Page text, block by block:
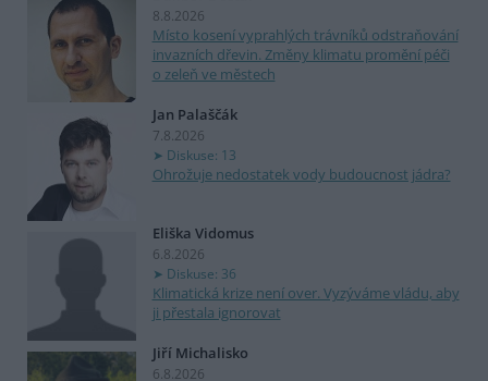
8.8.2026
Místo kosení vyprahlých trávníků odstraňování
invazních dřevin. Změny klimatu promění péči
o zeleň ve městech
Jan Palaščák
7.8.2026
Diskuse: 13
Ohrožuje nedostatek vody budoucnost jádra?
Eliška Vidomus
6.8.2026
Diskuse: 36
Klimatická krize není over. Vyzýváme vládu, aby
ji přestala ignorovat
Jiří Michalisko
6.8.2026